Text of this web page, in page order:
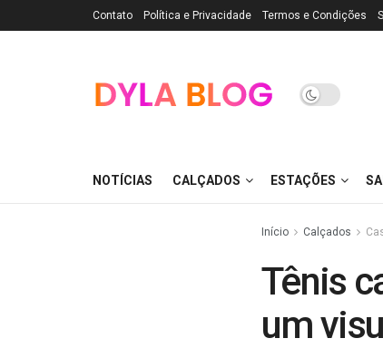
Contato Política e Privacidade Termos e Condições
NOTÍCIAS CALÇADOS ESTAÇÕES
Início Calçados
Tênis
um